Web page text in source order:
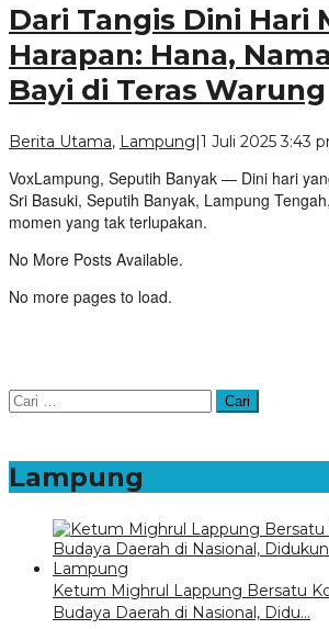
Dari Tangis Dini Hari
Harapan: Hana,
Bayi di Teras Warung
Berita Utama, Lampung|1 Juli 2025 3:43
VoxLampung, Seputih Banyak — Dini hari
Sri Basuki, Seputih Banyak, Lampung
momen yang tak terlupakan.
No More Posts Available.
No more pages to load.
Cari
untuk:
Lampung
Ketum Mighrul Lappung Bersatu
Budaya Daerah di Nasional, Didu…